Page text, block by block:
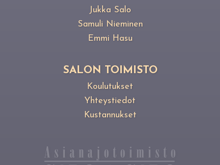
Jukka Salo
Samuli Nieminen
Emmi Hasu
SALON TOIMISTO
Koulutukset
Yhteystiedot
Kustannukset